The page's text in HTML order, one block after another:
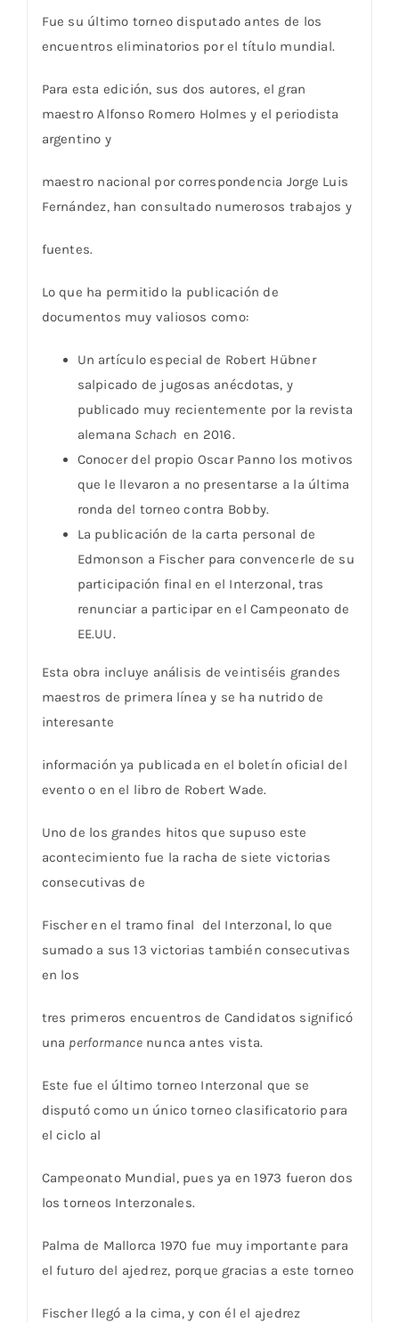
Fue su último torneo disputado antes de los
encuentros eliminatorios por el título mundial.
Para esta edición, sus dos autores, el gran
maestro Alfonso Romero Holmes y el periodista
argentino y
maestro nacional por correspondencia Jorge Luis
Fernández, han consultado numerosos trabajos y
fuentes.
Lo que ha permitido la publicación de
documentos muy valiosos como:
Un artículo especial de Robert Hübner
salpicado de jugosas anécdotas, y
publicado muy recientemente por la revista
alemana Schach en 2016.
Conocer del propio Oscar Panno los motivos
que le llevaron a no presentarse a la última
ronda del torneo contra Bobby.
La publicación de la carta personal de
Edmonson a Fischer para convencerle de su
participación final en el Interzonal, tras
renunciar a participar en el Campeonato de
EE.UU.
Esta obra incluye análisis de veintiséis grandes
maestros de primera línea y se ha nutrido de
interesante
información ya publicada en el boletín oficial del
evento o en el libro de Robert Wade.
Uno de los grandes hitos que supuso este
acontecimiento fue la racha de siete victorias
consecutivas de
Fischer en el tramo final del Interzonal, lo que
sumado a sus 13 victorias también consecutivas
en los
tres primeros encuentros de Candidatos significó
una performancenunca antes vista.
Este fue el último torneo Interzonal que se
disputó como un único torneo clasificatorio para
el ciclo al
Campeonato Mundial, pues ya en 1973 fueron dos
los torneos Interzonales.
Palma de Mallorca 1970 fue muy importante para
el futuro del ajedrez, porque gracias a este torneo
Fischer llegó a la cima, y con él el ajedrez